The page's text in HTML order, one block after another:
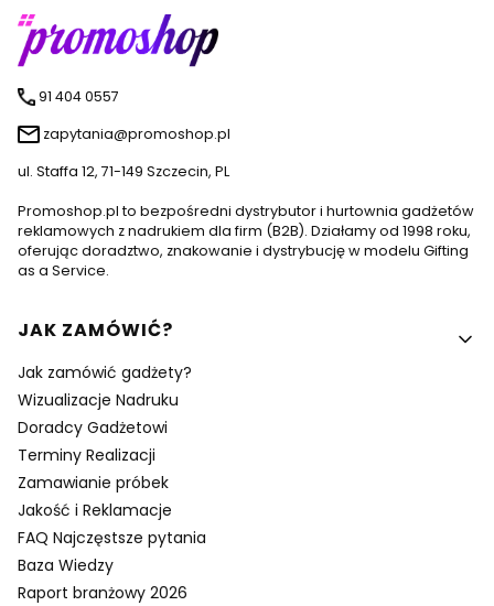
91 404 0557
zapytania@promoshop.pl
ul. Staffa 12, 71-149 Szczecin, PL
Promoshop.pl to bezpośredni dystrybutor i hurtownia gadżetów
reklamowych z nadrukiem dla firm (B2B). Działamy od 1998 roku,
oferując doradztwo, znakowanie i dystrybucję w modelu Gifting
as a Service.
Linki w stopce
JAK ZAMÓWIĆ?
Jak zamówić gadżety?
Wizualizacje Nadruku
Doradcy Gadżetowi
Terminy Realizacji
Zamawianie próbek
Jakość i Reklamacje
FAQ Najczęstsze pytania
Baza Wiedzy
Raport branżowy 2026